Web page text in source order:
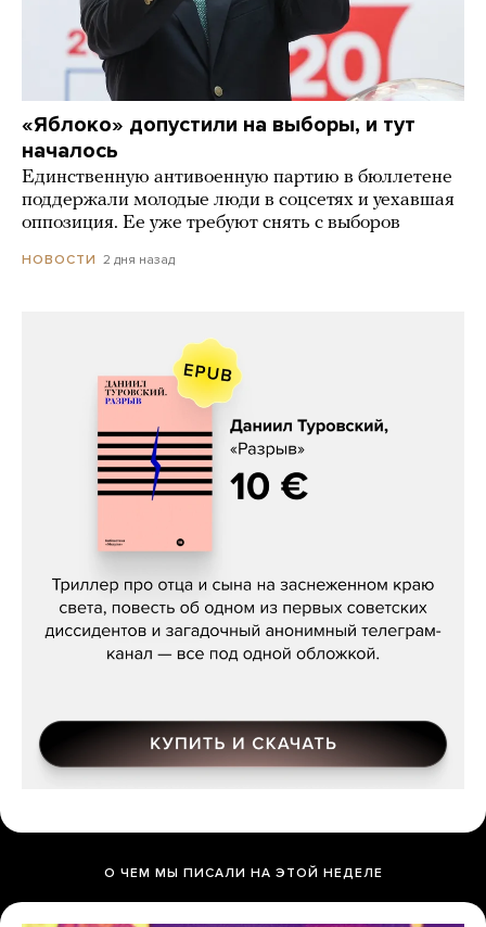
«Яблоко» допустили на выборы, и тут
началось
Единственную антивоенную партию в бюллетене
поддержали молодые люди в соцсетях и уехавшая
оппозиция. Ее уже требуют снять с выборов
НОВОСТИ 2 дня назад
Даниил Туровский, «Разрыв»
О ЧЕМ МЫ ПИСАЛИ НА ЭТОЙ НЕДЕЛЕ